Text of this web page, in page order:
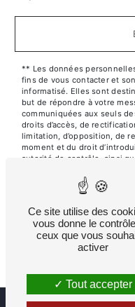
** Les données
fins de vous contacter et
informatisé. Elles sont
but de répondre à votre
communiquées aux seuls
droits d’accès, de
limitation, d’opposition, de
moment et du droit
autorité de contrôle, ainsi
post-mortem. Vous pouvez
l'adresse ou par courrier
d'identité pourra vous être
pendant la période de
prescription légale aux fins
contentieux. Vous avez le
d'opposition au
Bloctel.gouv.fr
.
Ce site utilise des
vous donne le
ceux que vous
activer
Tout accepter